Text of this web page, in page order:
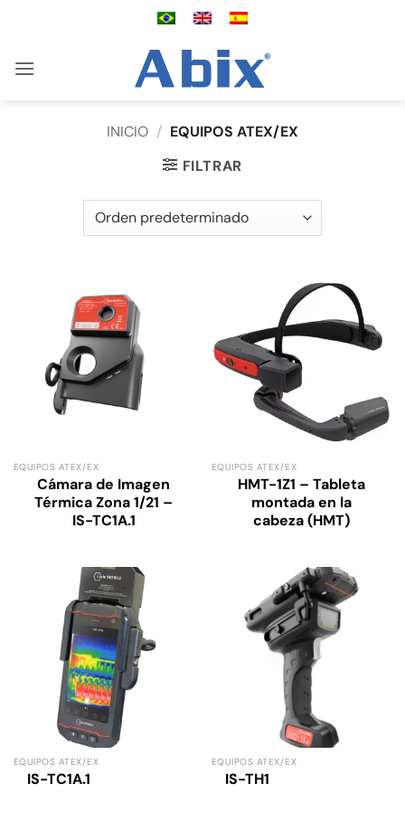
INICIO / EQUIPOS ATEX/EX
FILTRAR
EQUIPOS ATEX/EX
Cámara de Imagen
Térmica Zona 1/21 –
IS-TC1A.1
EQUIPOS ATEX/EX
HMT-1Z1 – Tableta
montada en la
cabeza (HMT)
EQUIPOS ATEX/EX
IS-TC1A.1
EQUIPOS ATEX/EX
IS-TH1